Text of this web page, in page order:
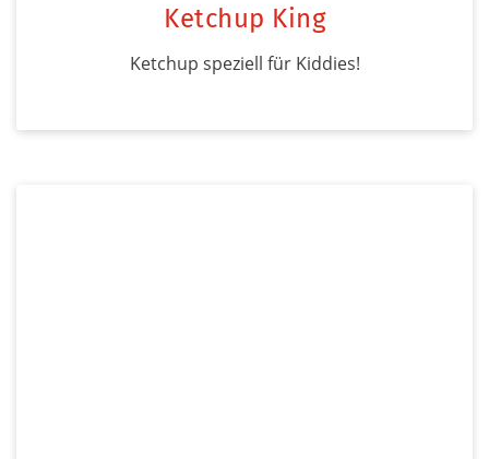
Ketchup King
Ketchup speziell für Kiddies!